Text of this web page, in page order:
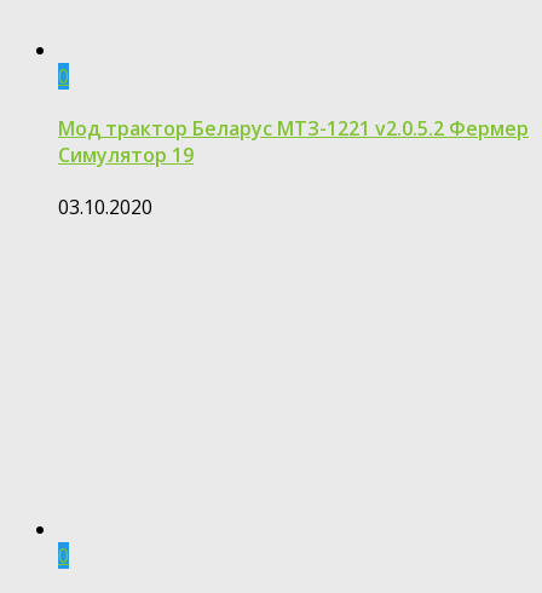
0
Мод трактор Беларус МТЗ-1221 v2.0.5.2 Фермер
Симулятор 19
03.10.2020
0